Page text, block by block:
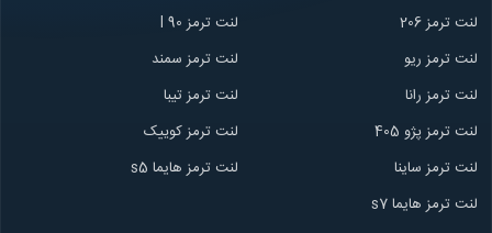
لنت ترمز 206
لنت ترمز l 90
لنت ترمز ریو
لنت ترمز سمند
لنت ترمز رانا
لنت ترمز تیبا
لنت ترمز پژو 405
لنت ترمز کوییک
لنت ترمز ساینا
لنت ترمز هایما s5
لنت ترمز هایما s7